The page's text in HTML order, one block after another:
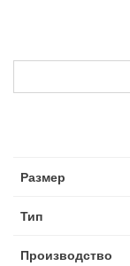
Размер
Тип
Производство